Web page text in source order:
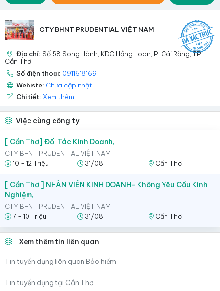
CTY BHNT PRUDENTIAL VIỆT NAM
Địa chỉ: Số 58 Song Hành, KDC Hồng Loan, P. Cái Răng, TP.
Cần Thơ
Số điện thoại: 0911618169
Webiste: Chưa cập nhật
Chi tiết: Xem thêm
Việc cùng công ty
[ Cần Thơ] Đối Tác Kinh Doanh,
CTY BHNT PRUDENTIAL VIỆT NAM
10 - 12 Triệu
31/08 Cần Thơ
[ Cần Thơ ] NHÂN VIÊN KINH DOANH- Không Yêu Cầu Kinh
Nghiệm,
CTY BHNT PRUDENTIAL VIỆT NAM
7 - 10 Triệu
31/08 Cần Thơ
Xem thêm tin liên quan
Tin tuyển dụng liên quan Bảo hiểm
Tin tuyển dụng tại Cần Thơ